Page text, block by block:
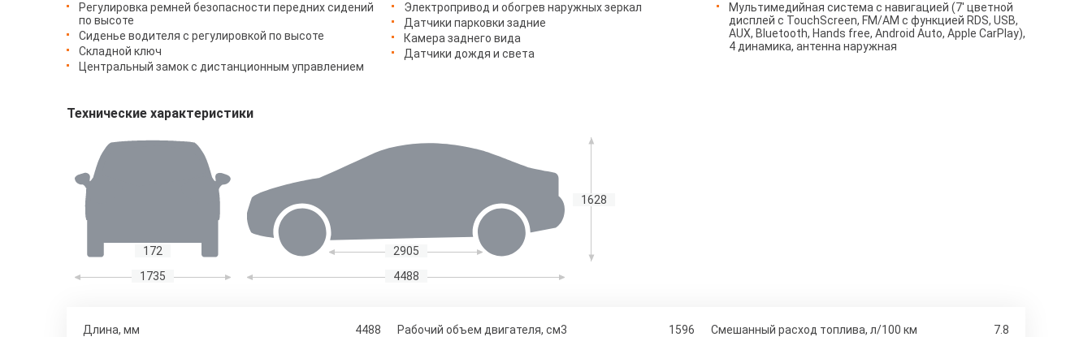
Регулировка ремней безопасности передних сидений
по высоте
Сиденье водителя с регулировкой по высоте
Складной ключ
Центральный замок с дистанционным управлением
Электропривод и обогрев наружных зеркал
Датчики парковки задние
Камера заднего вида
Датчики дождя и света
Мультимедийная система с навигацией (7' цветной
дисплей с TouchScreen, FM/AM с функцией RDS, USB,
AUX, Bluetooth, Hands free, Android Auto, Apple CarPlay),
4 динамика, антенна наружная
Технические характеристики
172
1735
2905
1628
4488
Длина, мм 4488 Рабочий объем двигателя, см3 1596 Смешанный расход топлива, л/100 км 7.8